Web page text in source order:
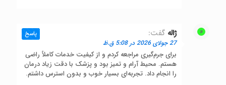
ژاله گفت:
27 جولای 2026 در 5:08 ق.ظ
برای جرم‌گیری مراجعه کردم و از کیفیت خدمات کاملاً راضی
هستم. محیط آرام و تمیز بود و پزشک با دقت زیاد درمان
را انجام داد. تجربه‌ای بسیار خوب و بدون استرس داشتم.
پاسخ